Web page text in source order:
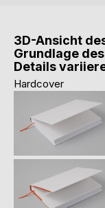
3D-Ansicht
Grundlage
Details
Hardcover